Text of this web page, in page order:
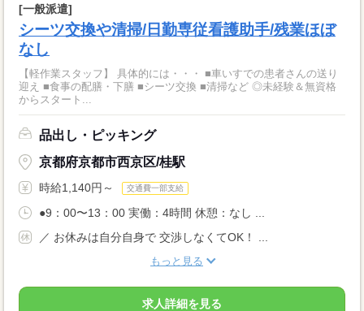
[一般派遣]
シーツ交換や清掃/日勤専従看護助手/残業ほぼ
なし
【軽作業スタッフ】 具体的には・・・ ■車いすでの患者さんの送り
迎え ■食事の配膳・下膳 ■シーツ交換 ■清掃など ◎未経験＆無資格
からスタート...
品出し・ピッキング
京都府京都市西京区/桂駅
時給1,140円～ 交通費一部支給
●9：00〜13：00 実働：4時間 休憩：なし ...
／ お休みは自分自身で 交渉しなくてOK！ ...
もっと見る
求人詳細を見る